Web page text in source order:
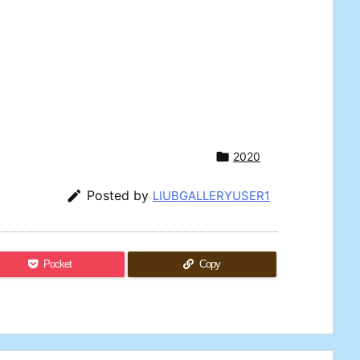
 2020
 Posted by LIUBGALLERYUSER1
Pocket Copy